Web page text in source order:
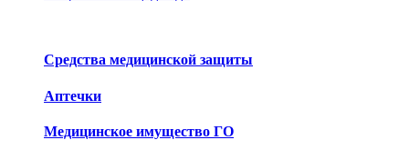
Средства медицинской защиты
Аптечки
Медицинское имущество ГО